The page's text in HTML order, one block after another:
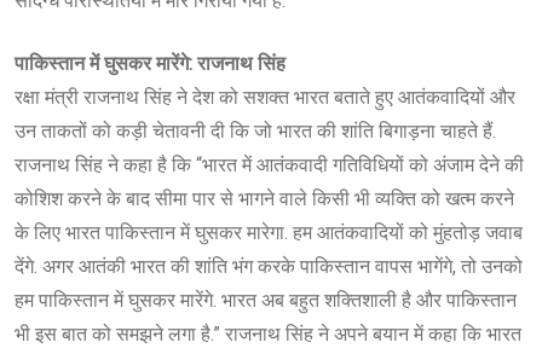
पाकिस्तान में घुसकर मारेंगे: राजनाथ सिंह
रक्षा मंत्री राजनाथ सिंह ने देश को सशक्त भारत बताते हुए आतंकवादियों और
उन ताकतों को कड़ी चेतावनी दी कि जो भारत की शांति बिगाड़ना चाहते हैं.
राजनाथ सिंह ने कहा है कि “भारत में आतंकवादी गतिविधियों को अंजाम देने की
कोशिश करने के बाद सीमा पार से भागने वाले किसी भी व्यक्ति को खत्म करने
के लिए भारत पाकिस्तान में घुसकर मारेगा. हम आतंकवादियों को मुंहतोड़ जवाब
देंगे. अगर आतंकी भारत की शांति भंग करके पाकिस्तान वापस भागेंगे, तो उनको
हम पाकिस्तान में घुसकर मारेंगे. भारत अब बहुत शक्तिशाली है और पाकिस्तान
भी इस बात को समझने लगा है.” राजनाथ सिंह ने अपने बयान में कहा कि भारत